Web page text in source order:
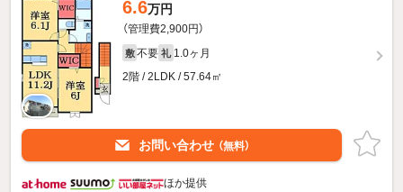
6.6万円
（管理費2,900円）
敷 不要 礼 1.0ヶ月
2階 / 2LDK / 57.64㎡
お問い合わせ （無料）
ほか提供